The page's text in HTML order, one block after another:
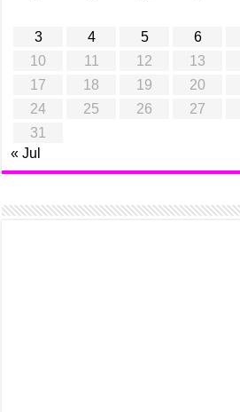
3
4 5 6
10
11 12 13
17
18 19 20
24
25 26 27
31
« Jul